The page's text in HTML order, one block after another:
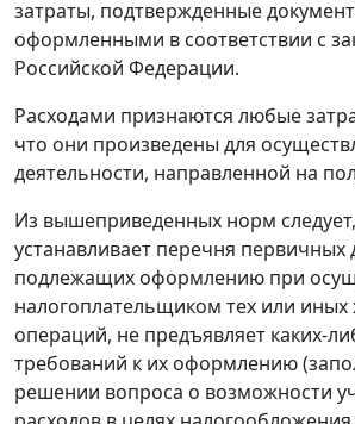
затраты, подтвержденные
оформленными в соответствии с
Российской Федерации.
Расходами признаются любые
что они произведены для
деятельности, направленной на
Из вышеприведенных норм
устанавливает перечня первичных
подлежащих оформлению при
налогоплательщиком тех или иных
операций, не предъявляет каких-
требований к их оформлению
решении вопроса о возможности